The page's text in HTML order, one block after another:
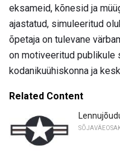
eksameid, kõnesid ja
ajastatud, simuleeritud
õpetaja on tulevane
on motiveeritud publikule
kodanikuühiskonna ja
Related Content